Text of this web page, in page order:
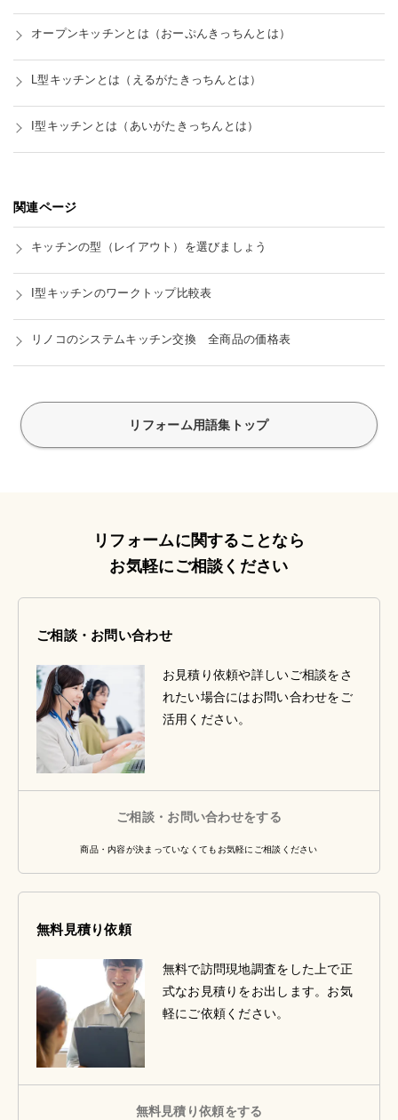
オープンキッチンとは （おーぷんきっちんとは）
L型キッチンとは （えるがたきっちんとは）
I型キッチンとは （あいがたきっちんとは）
関連ページ
キッチンの型（レイアウト）を選びましょう
I型キッチンのワークトップ比較表
リノコのシステムキッチン交換 全商品の価格表
リフォーム用語集トップ
リフォームに関することなら
お気軽にご相談ください
ご相談・お問い合わせ
お見積り依頼や詳しいご相談をさ
れたい場合にはお問い合わせをご
活用ください。
ご相談・お問い合わせをする
商品・内容が決まっていなくてもお気軽にご相談ください
無料見積り依頼
無料で訪問現地調査をした上で正
式なお見積りをお出します。お気
軽にご依頼ください。
無料見積り依頼をする